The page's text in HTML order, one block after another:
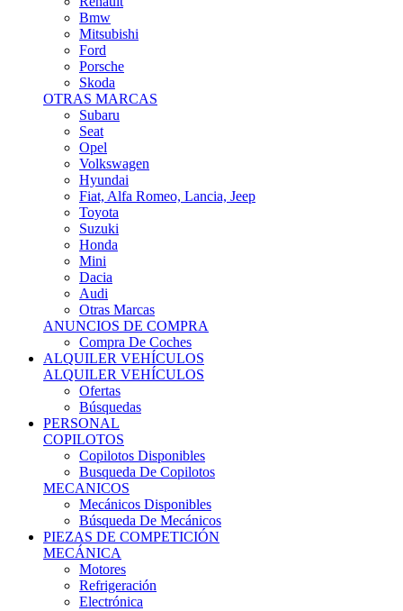
Bmw
Mitsubishi
Ford
Porsche
Skoda
OTRAS MARCAS
Subaru
Seat
Opel
Volkswagen
Hyundai
Fiat, Alfa Romeo, Lancia, Jeep
Toyota
Suzuki
Honda
Mini
Dacia
Audi
Otras Marcas
ANUNCIOS DE COMPRA
Compra De Coches
ALQUILER VEHÍCULOS
ALQUILER VEHÍCULOS
Ofertas
Búsquedas
PERSONAL
COPILOTOS
Copilotos Disponibles
Busqueda De Copilotos
MECANICOS
Mecánicos Disponibles
Búsqueda De Mecánicos
PIEZAS DE COMPETICIÓN
MECÁNICA
Motores
Refrigeración
Electrónica